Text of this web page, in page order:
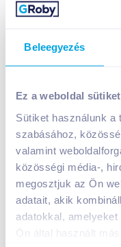
Beleegyezés
Ez a weboldal
Sütiket használunk a
szabásához,
valamint
közösségi média-,
megosztjuk az Ön
adatait, akik
adatokkal,
Ön által használt
House Salad
Nettó